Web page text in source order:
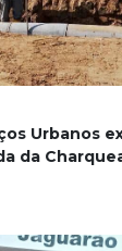
Urbanos
da